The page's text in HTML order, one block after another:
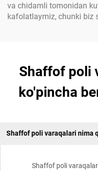
va chidamli tomonidan
kafolatlaymiz, chunki biz
Shaffof poli
ko'pincha
Shaffof poli varaqalari nima
Shaffof poli